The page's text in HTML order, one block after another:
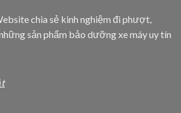
chia sẻ kinh nghiệm đi phượt,
sản phẩm bảo dưỡng xe máy uy tín